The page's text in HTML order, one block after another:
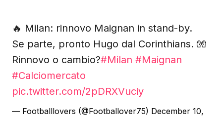
🔥 Milan: rinnovo Maignan in stand-by.
Se parte, pronto Hugo dal Corinthians. 🧤
Rinnovo o cambio?#Milan #Maignan
#Calciomercato
pic.twitter.com/2pDRXVuciy
— Footballlovers (@Footballover75) December 10,